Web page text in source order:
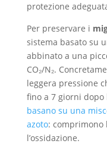
protezione
Per preservare i
sistema basato su
abbinato a una
CO₂/N₂.
leggera pressione
fino a 7 giorni dopo
basano su una
azoto: comprimono
l’ossidazione.